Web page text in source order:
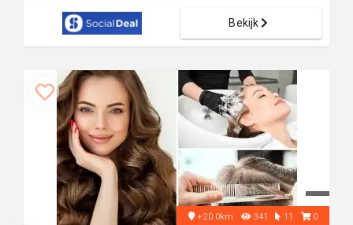
Bekijk
+20.0km 341 11 0